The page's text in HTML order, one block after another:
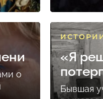
о
«Я
Бывшая